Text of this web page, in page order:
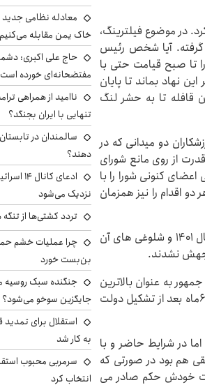
در موضوع فیلترینگ،
گرفته. آیا شخص رئیس
تا صبح قیامت حتی با
نهاد بماند تا پایان
قافله تا به حشر لنگ
دو میدانی که در
از روی مانع شورای
کنونی شورا را با
دو اقدام را نیز همزمان
یکی دیگر از موانعی که بر سرراه دولت وجود دارد قانون انتصابات است که در پاییز سال ۱۴۰۱ و شلوغی های آن
نشدند.
به عنوان بالاترین
مقام کشور پس از رهبری، اختیار ندارد همکاران خود را برگزیند کمااینکه هم اینک و ۶ماه بعد از تشکیل دولت
در شرایط حاضر و با
هم بود در صورتی که
خودش حکم صادر می
معادله نظامی
خاک یمن مقابله می‌کنیم
حاج علی اکبری:
مفتضحانه‌ای خورده است
ناامید از همراهی
تنهایی با ایران بجنگد؟
سالمندان در
دهند؟
ادعای
نزدیک می‌شود
تردد کشتی‌ها از
چرا عملیات خشم
بن‌بست خورد
جنگنده سبک روسیه
جایگزین سوخو می‌شود؟
استقلال برای تمدید
به کار شد
سرمربی محبوب
انتخاب کرد